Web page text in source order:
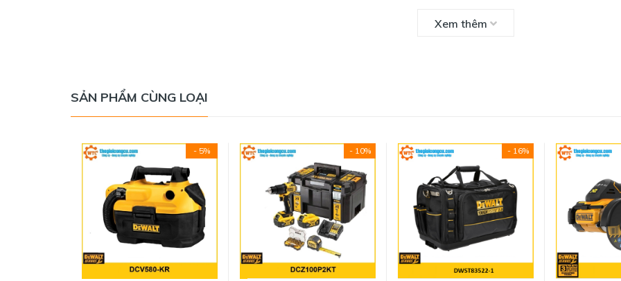
- Khay bên trong có thể tháo rời
- Khả năng bảo vệ chống va đập cao
- Chất liệu: nhựa ABS cao cấp, có thể chịu lực va đập cao.
- Kích thước sản phẩm: 21,26"L x 14,63"W x 12,29"H (D: 520 mm x C : 320 mm x R: 370 mm)
Xem thêm
SẢN PHẨM CÙNG LOẠI
- 5% - 10% - 16%